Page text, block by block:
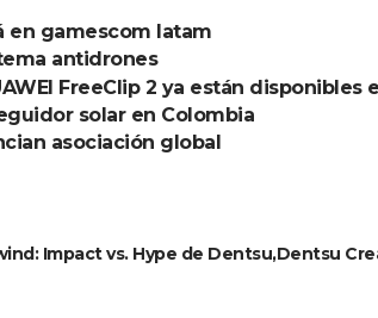
en gamescom latam
antidrones
FreeClip 2 ya están disponibles
solar en Colombia
asociación global
Impact vs. Hype de DentsuDentsu